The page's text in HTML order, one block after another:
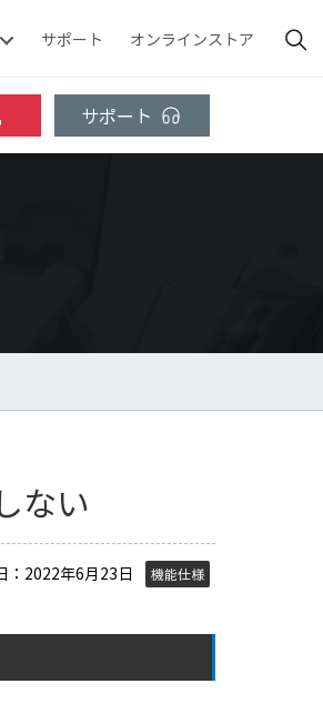
サポート オンラインストア
サポート
ない
：2022年6月23日 機能仕様